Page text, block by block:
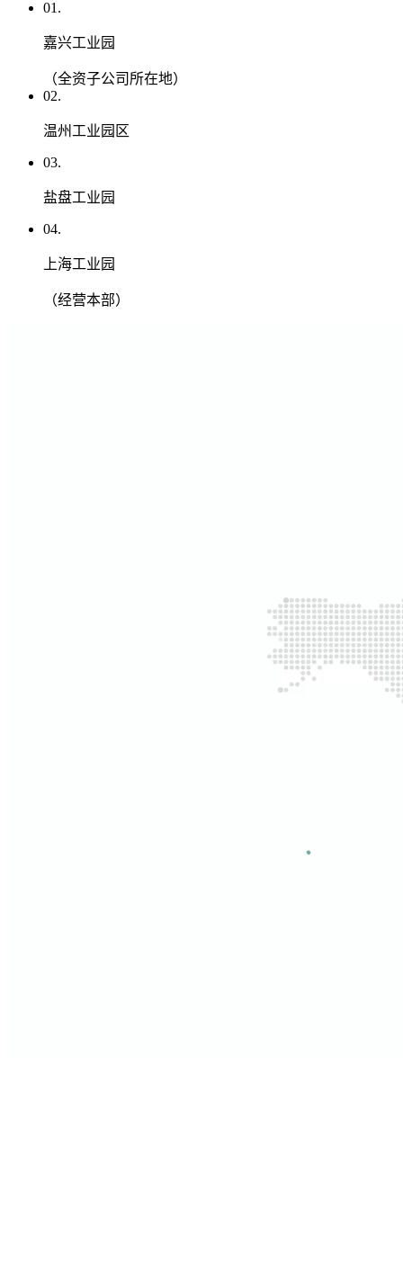
01.
嘉兴工业园
（全资子公司所在地）
02.
温州工业园区
03.
盐盘工业园
04.
上海工业园
（经营本部）